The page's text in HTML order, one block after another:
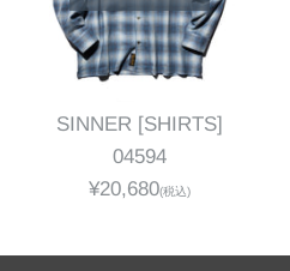
SINNER [SHIRTS]
04594
¥20,680(税込)